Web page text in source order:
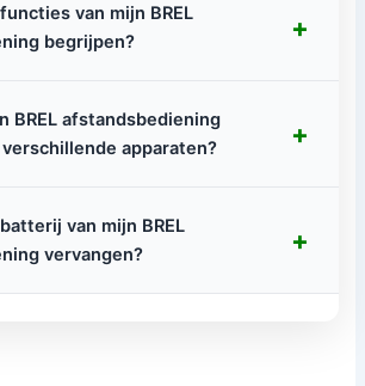
van mijn BREL
begrijpen?
+
BREL afstandsbediening
apparaten?
+
van mijn BREL
vervangen?
+